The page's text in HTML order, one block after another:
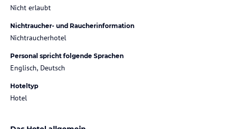
Nicht erlaubt
Nichtraucher- und Raucherinformation
Nichtraucherhotel
Personal spricht folgende Sprachen
Englisch, Deutsch
Hoteltyp
Hotel